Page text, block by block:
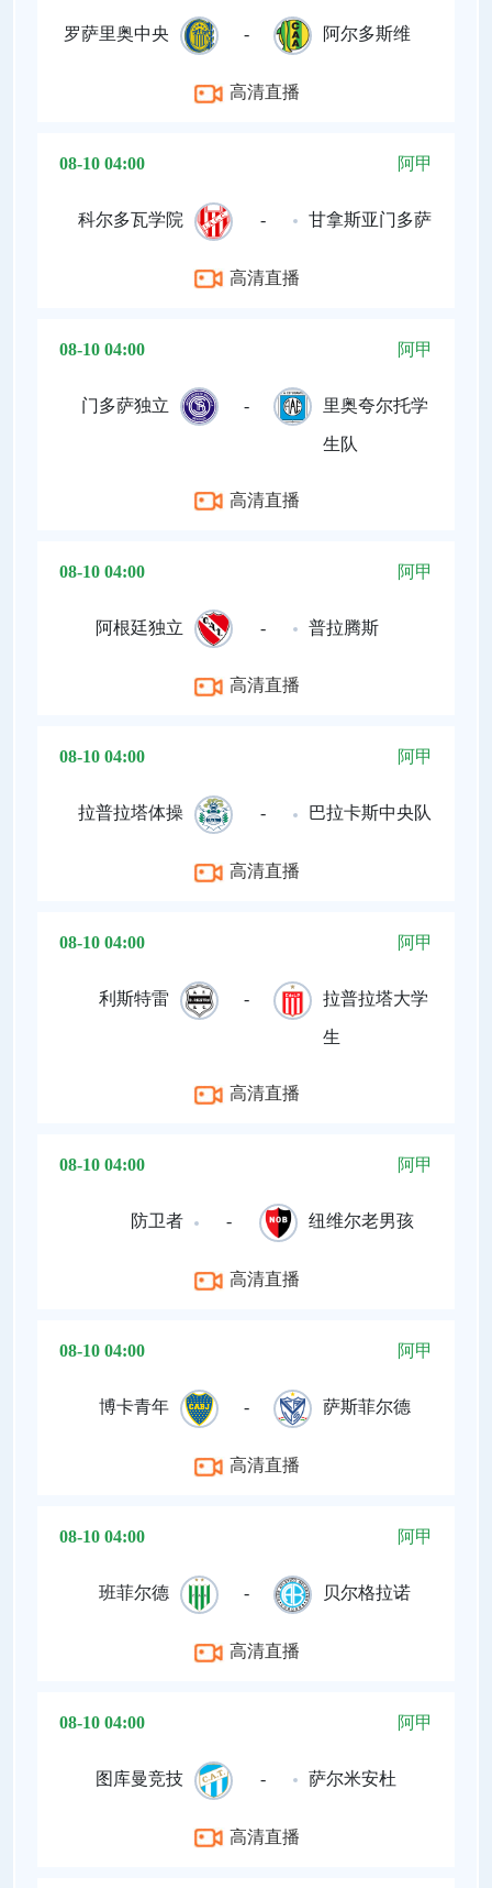
罗萨里奥中央 - 阿尔多斯维
高清直播
08-10 04:00 阿甲
科尔多瓦学院 - 甘拿斯亚门多萨
高清直播
08-10 04:00 阿甲
门多萨独立 - 里奥夸尔托学
生队
高清直播
08-10 04:00 阿甲
阿根廷独立 - 普拉腾斯
高清直播
08-10 04:00 阿甲
拉普拉塔体操 - 巴拉卡斯中央队
高清直播
08-10 04:00 阿甲
利斯特雷 - 拉普拉塔大学
生
高清直播
08-10 04:00 阿甲
防卫者 - 纽维尔老男孩
高清直播
08-10 04:00 阿甲
博卡青年 - 萨斯菲尔德
高清直播
08-10 04:00 阿甲
班菲尔德 - 贝尔格拉诺
高清直播
08-10 04:00 阿甲
图库曼竞技 - 萨尔米安杜
高清直播